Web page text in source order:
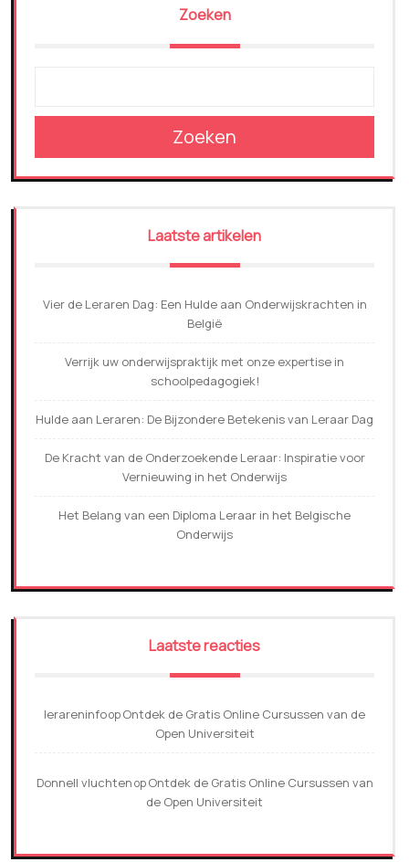
Zoeken
Zoeken
Laatste artikelen
Vier de Leraren Dag: Een Hulde aan Onderwijskrachten in
België
Verrijk uw onderwijspraktijk met onze expertise in
schoolpedagogiek!
Hulde aan Leraren: De Bijzondere Betekenis van Leraar Dag
De Kracht van de Onderzoekende Leraar: Inspiratie voor
Vernieuwing in het Onderwijs
Het Belang van een Diploma Leraar in het Belgische
Onderwijs
Laatste reacties
lerareninfoopOntdek de Gratis Online Cursussen van de
Open Universiteit
Donnell vluchtenopOntdek de Gratis Online Cursussen van
de Open Universiteit